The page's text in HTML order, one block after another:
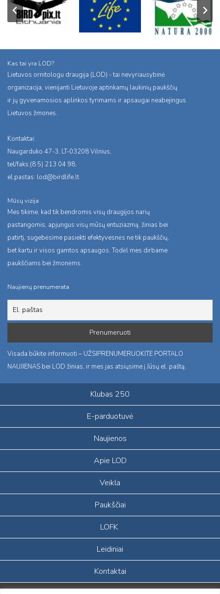
Kas tai yra LOD?
Lietuvos ornitologu draugija (LOD) - tai nevyriausybinė
organizacija, vienijanti Lietuvoje aptinkamų laukinių paukščių
ir jų gyvenamosios aplinkos tyrimams ir apsaugai neabejingus
Lietuvos žmones.
Kontaktai:
Naugarduko 47-3, LT-03208 Vilnius,
tel/faks:(8 5) 213 04 98,
el.pastas: lod@birdlife.lt
Mūsų vizija
Mes tikime, kad tik bendromis visų draugijos narių
pastangomis, apjungus visų mūsų entuziazmą, žinias bei
patirtį, sugebėsime pasiekti efektyvesnės ne tik paukščių,
bet kartu ir visos gamtos apsaugos. Todėl mes dirbame
paukščiams bei žmonėms.
Naujienų prenumerata
Visada būkite informuoti – UŽSIPRENUMERUOKITE PORTALO
NAUJIENAS bei LOD žinias, ir mes jas atsiųsime į Jūsų el. paštą.
Klubas 250
E-parduotuvė
Naujienos
Apie LOD
Veikla
Paukščiai
LOFK
Leidiniai
Kontaktai